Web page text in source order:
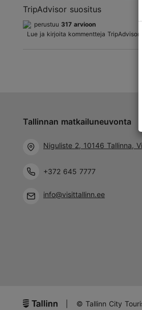
TripAdvisor suositus
perustuu 317 arvioon
Lue ja kirjoita kommentteja
Tallinnan matkailuneuvonta
Niguliste 2, 10146 Tallinna,
+372 645 7777
info@visittallinn.ee
© Tallinn City